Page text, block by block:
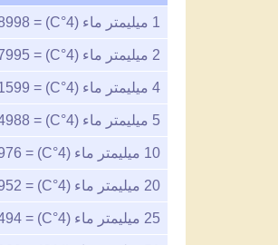
1 ميليمتر ماء (4°C) =
2 ميليمتر ماء (4°C) =
4 ميليمتر ماء (4°C) =
5 ميليمتر ماء (4°C) =
10 ميليمتر ماء (4°C) =
20 ميليمتر ماء (4°C) =
25 ميليمتر ماء (4°C) =